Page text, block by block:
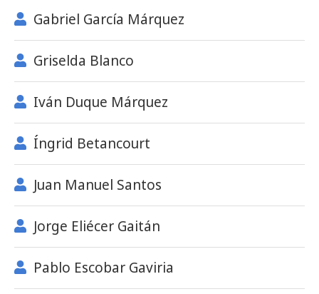
Gabriel García Márquez
Griselda Blanco
Iván Duque Márquez
Íngrid Betancourt
Juan Manuel Santos
Jorge Eliécer Gaitán
Pablo Escobar Gaviria